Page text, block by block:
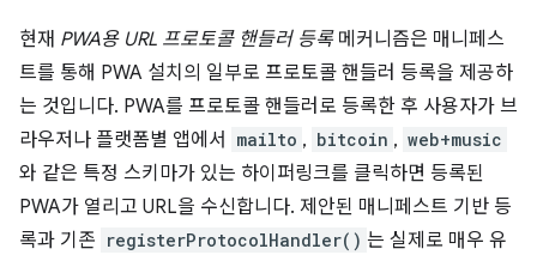
현재 PWA용 URL 프로토콜 핸들러 등록 메커니즘은 매니페스
트를 통해 PWA 설치의 일부로 프로토콜 핸들러 등록을 제공하
는 것입니다. PWA를 프로토콜 핸들러로 등록한 후 사용자가 브
라우저나 플랫폼별 앱에서
mailto , bitcoin , web+music
와 같은 특정 스키마가 있는 하이퍼링크를 클릭하면 등록된
PWA가 열리고 URL을 수신합니다. 제안된 매니페스트 기반 등
록과 기존 registerProtocolHandler() 는 실제로 매우 유